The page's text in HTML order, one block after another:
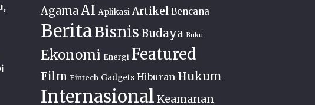
AgamaAI Aplikasi Artikel Bencana
BeritaBisnis Budaya Buku
Ekonomi Energi Featured
Film Fintech Gadgets Hiburan Hukum
Internasional Keamanan